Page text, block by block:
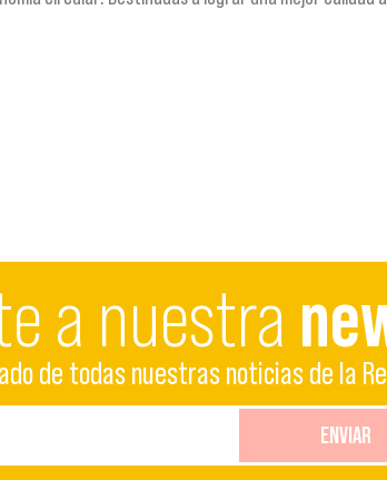
a nuestra
de todas nuestras noticias de la
ENVIAR